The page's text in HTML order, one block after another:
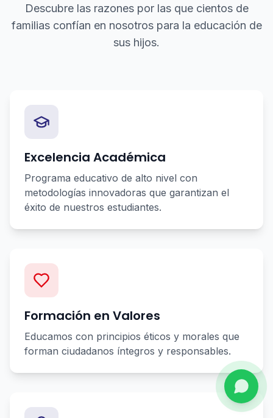
Descubre las razones por las que cientos de
familias confían en nosotros para la educación de
sus hijos.
Excelencia Académica
Programa educativo de alto nivel con
metodologías innovadoras que garantizan el
éxito de nuestros estudiantes.
Formación en Valores
Educamos con principios éticos y morales que
forman ciudadanos íntegros y responsables.